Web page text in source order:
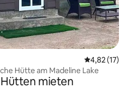
4,82 (17)
Hütte am Madeline Lake
mieten